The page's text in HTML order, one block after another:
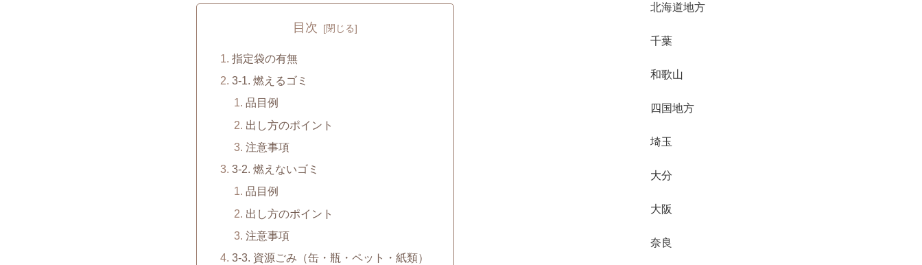
目次
指定袋の有無
3-1. 燃えるゴミ
品目例
出し方のポイント
注意事項
3-2. 燃えないゴミ
品目例
出し方のポイント
注意事項
3-3. 資源ごみ（缶・瓶・ペット・紙類）
北海道地方
千葉
和歌山
四国地方
埼玉
大分
大阪
奈良